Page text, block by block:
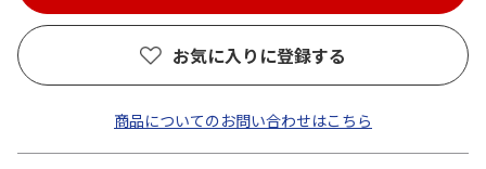
お気に入りに登録する
商品についてのお問い合わせはこちら